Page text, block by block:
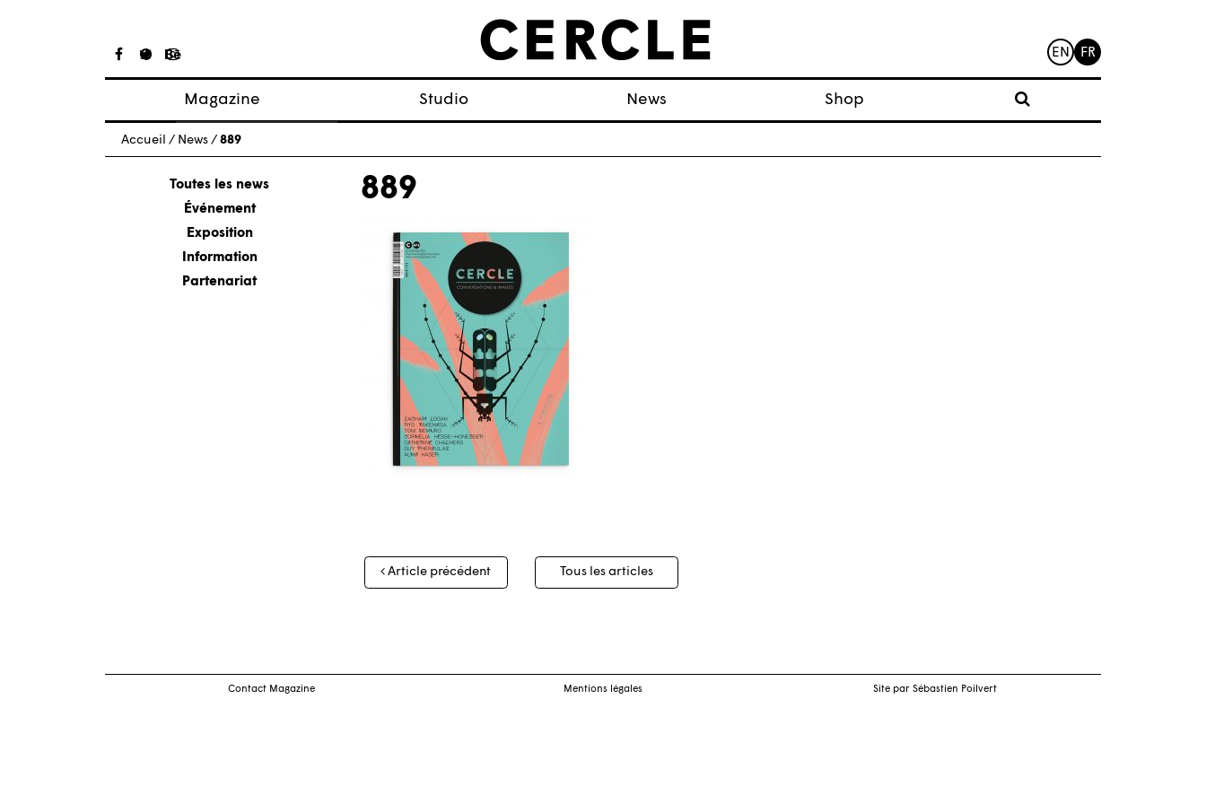
EN FR
Magazine
Articles
À propos
Numéros
Studio News Shop
Accueil / News / 889
Toutes les news
Événement
Exposition
Information
Partenariat
889
Navigation
des
Article précédent Tous les articles
Contact Magazine Mentions légales Site par Sébastien Poilvert